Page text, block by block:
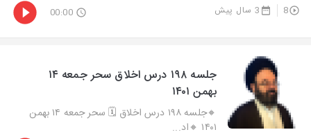
8 3 سال پیش 00:00
جلسه ۱۹۸ درس اخلاق سحر جمعه ۱۴
بهمن ۱۴۰۱
🔸جلسه ۱۹۸ درس اخلاق 🗓 سحر جمعه ۱۴ بهمن
۱۴۰۱ 🔸اد...